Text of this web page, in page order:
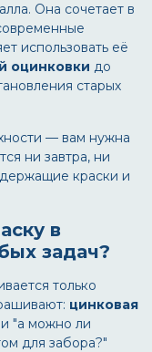
Она сочетает в
использовать её
оцинковки до
старых
— вам нужна
ни завтра, ни
краски и
в
задач?
только
цинковая
"а можно ли
для забора?"